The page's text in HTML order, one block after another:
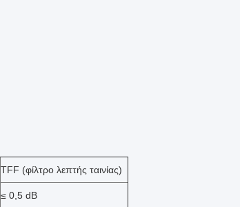
TFF (φίλτρο λεπτής ταινίας)
≤ 0,5 dB